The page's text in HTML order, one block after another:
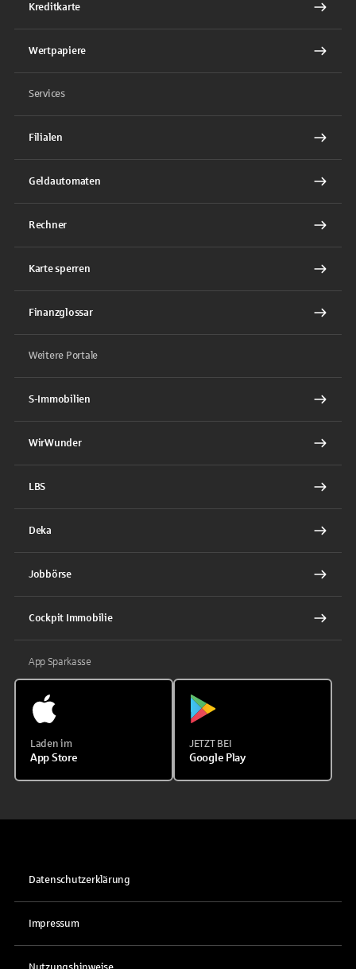
Kreditkarte
Wertpapiere
Services
Filialen
Geldautomaten
Rechner
Karte sperren
Finanzglossar
Weitere Portale
S-Immobilien
WirWunder
LBS
Deka
Jobbörse
Cockpit Immobilie
App Sparkasse
Laden im
App Store
JETZT BEI
Google Play
Datenschutzerklärung
Impressum